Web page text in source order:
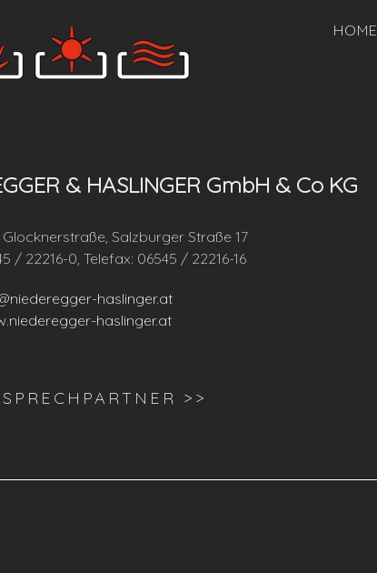
HOME
& HASLINGER GmbH & Co KG
Salzburger Straße 17
/ 22216-0, Telefax: 06545 / 22216-16
haslinger.at
haslinger.at
>>